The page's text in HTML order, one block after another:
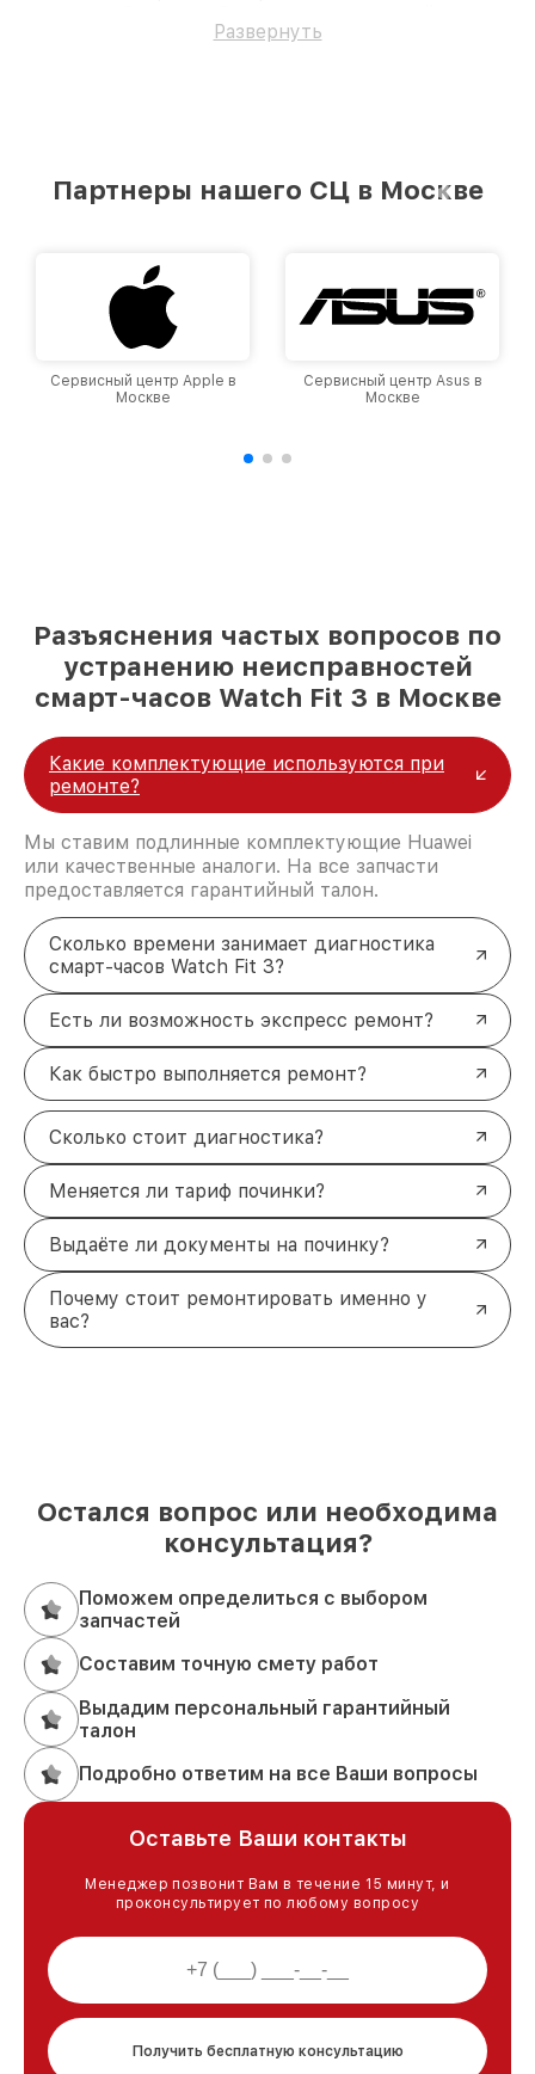
Развернуть
Партнеры нашего СЦ в Москве
Сервисный центр Apple в
Москве
Сервисный центр Asus в
Москве
Разъяснения частых вопросов по
устранению неисправностей
смарт-часов Watch Fit 3 в Москве
Какие комплектующие используются при
ремонте?
Мы ставим подлинные комплектующие Huawei
или качественные аналоги. На все запчасти
предоставляется гарантийный талон.
Сколько времени занимает диагностика
смарт-часов Watch Fit 3?
Есть ли возможность экспресс ремонт?
Как быстро выполняется ремонт?
Сколько стоит диагностика?
Меняется ли тариф починки?
Выдаёте ли документы на починку?
Почему стоит ремонтировать именно у
вас?
Остался вопрос или необходима
консультация?
Поможем определиться с выбором
запчастей
Составим точную смету работ
Выдадим персональный гарантийный
талон
Подробно ответим на все Ваши вопросы
Оставьте Ваши контакты
Менеджер позвонит Вам в течение 15 минут, и
проконсультирует по любому вопросу
Получить бесплатную консультацию